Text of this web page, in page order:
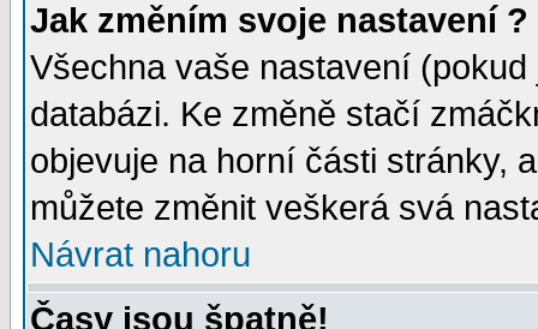
Jak změním svoje nastavení ?
Všechna vaše nastavení
databázi. Ke změně stačí
objevuje na horní části stránky,
můžete změnit veškerá svá
Návrat nahoru
Časy jsou špatně!